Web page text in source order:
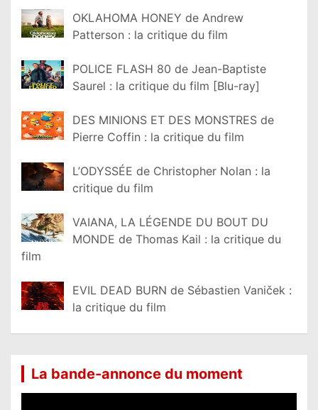
OKLAHOMA HONEY de Andrew
Patterson : la critique du film
POLICE FLASH 80 de Jean-Baptiste
Saurel : la critique du film [Blu-ray]
DES MINIONS ET DES MONSTRES de
Pierre Coffin : la critique du film
L’ODYSSÉE de Christopher Nolan : la
critique du film
VAIANA, LA LÉGENDE DU BOUT DU
MONDE de Thomas Kail : la critique du
film
EVIL DEAD BURN de Sébastien Vaniček :
la critique du film
La bande-annonce du moment